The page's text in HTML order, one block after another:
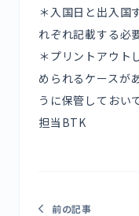
＊入国日と出入国
れぞれ記載する必
＊プリントアウト
められるケースが
うに保管しておい
担当BTK
前の記事